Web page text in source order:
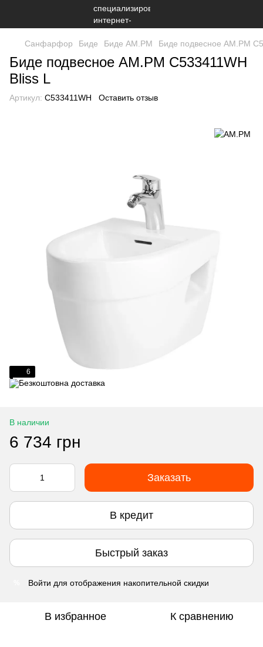
Санфарфор Биде Биде AM.PM Биде подвесное AM.PM
Биде подвесное AM.PM C533411WH
Bliss L
Артикул: C533411WH Оставить отзыв
6
В наличии
6 734 грн
Заказать
В кредит
Быстрый заказ
Войти для отображения накопительной скидки
В избранное К сравнению